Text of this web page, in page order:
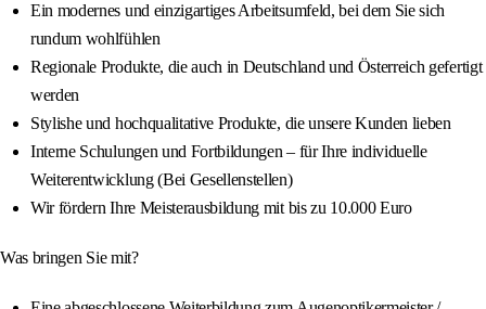
Ein modernes und einzigartiges Arbeitsumfeld, bei dem Sie sich
rundum wohlfühlen
Regionale Produkte, die auch in Deutschland und Österreich gefertigt
werden
Stylishe und hochqualitative Produkte, die unsere Kunden lieben
Interne Schulungen und Fortbildungen – für Ihre individuelle
Weiterentwicklung (Bei Gesellenstellen)
Wir fördern Ihre Meisterausbildung mit bis zu 10.000 Euro
Was bringen Sie mit?